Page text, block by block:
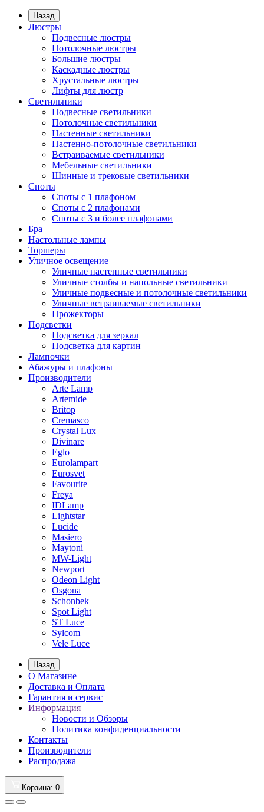
Назад
Люстры
Подвесные люстры
Потолочные люстры
Большие люстры
Каскадные люстры
Хрустальные люстры
Лифты для люстр
Светильники
Подвесные светильники
Потолочные светильники
Настенные светильники
Настенно-потолочные светильники
Встраиваемые светильники
Мебельные светильники
Шинные и трековые светильники
Споты
Споты с 1 плафоном
Споты с 2 плафонами
Споты с 3 и более плафонами
Бра
Настольные лампы
Торшеры
Уличное освещение
Уличные настенные светильники
Уличные столбы и напольные светильники
Уличные подвесные и потолочные светильники
Уличные встраиваемые светильники
Прожекторы
Подсветки
Подсветка для зеркал
Подсветка для картин
Лампочки
Абажуры и плафоны
Производители
Arte Lamp
Artemide
Britop
Cremasco
Crystal Lux
Divinare
Eglo
Eurolampart
Eurosvet
Favourite
Freya
IDLamp
Lightstar
Lucide
Masiero
Maytoni
MW-Light
Newport
Odeon Light
Osgona
Schonbek
Spot Light
ST Luce
Sylcom
Vele Luce
Назад
О Магазине
Доставка и Оплата
Гарантия и сервис
Информация
Новости и Обзоры
Политика конфиденциальности
Контакты
Производители
Распродажа
Корзина: 0